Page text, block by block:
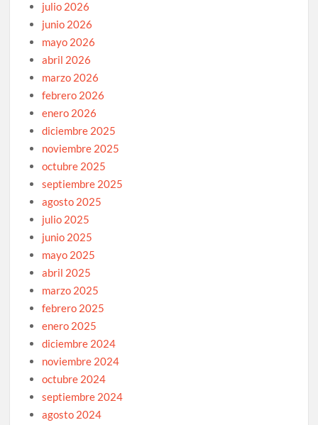
julio 2026
junio 2026
mayo 2026
abril 2026
marzo 2026
febrero 2026
enero 2026
diciembre 2025
noviembre 2025
octubre 2025
septiembre 2025
agosto 2025
julio 2025
junio 2025
mayo 2025
abril 2025
marzo 2025
febrero 2025
enero 2025
diciembre 2024
noviembre 2024
octubre 2024
septiembre 2024
agosto 2024